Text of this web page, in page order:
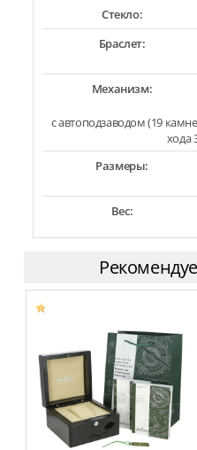
Стекло:
Браслет:
Механизм:
с автоподзаводом (19
хода
Размеры:
Вес: